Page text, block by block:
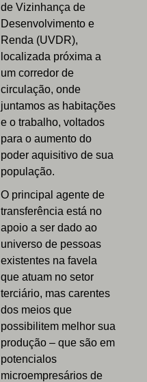
de Vizinhança de
Desenvolvimento e
Renda (UVDR),
localizada próxima a
um corredor de
circulação, onde
juntamos as habitações
e o trabalho, voltados
para o aumento do
poder aquisitivo de sua
população.
O principal agente de
transferência está no
apoio a ser dado ao
universo de pessoas
existentes na favela
que atuam no setor
terciário, mas carentes
dos meios que
possibilitem melhor sua
produção – que são em
potencialos
microempresários de